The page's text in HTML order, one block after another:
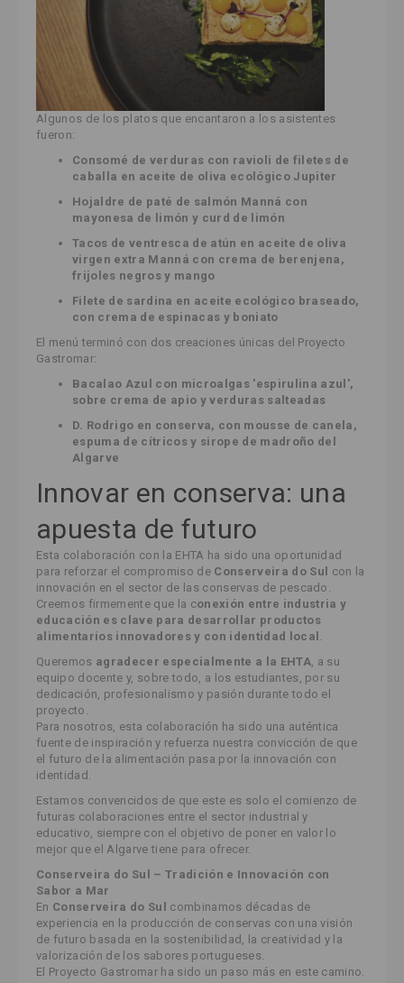
Algunos de los platos que encantaron a los asistentes
fueron:
Consomé de verduras con ravioli de filetes de
caballa en aceite de oliva ecológico Jupiter
Hojaldre de paté de salmón Manná con
mayonesa de limón y curd de limón
Tacos de ventresca de atún en aceite de oliva
virgen extra Manná con crema de berenjena,
frijoles negros y mango
Filete de sardina en aceite ecológico braseado,
con crema de espinacas y boniato
El menú terminó con dos creaciones únicas del Proyecto
Gastromar:
Bacalao Azul con microalgas 'espirulina azul',
sobre crema de apio y verduras salteadas
D. Rodrigo en conserva, con mousse de canela,
espuma de cítricos y sirope de madroño del
Algarve
Innovar en conserva: una
apuesta de futuro
Esta colaboración con la EHTA ha sido una oportunidad
para reforzar el compromiso de Conserveira do Sul con la
innovación en el sector de las conservas de pescado.
Creemos firmemente que la conexión entre industria y
educación es clave para desarrollar productos
alimentarios innovadores y con identidad local
Queremos agradecer especialmente a la EHTA, a su
equipo docente y, sobre todo, a los estudiantes, por su
dedicación, profesionalismo y pasión durante todo el
proyecto.
Para nosotros, esta colaboración ha sido una auténtica
fuente de inspiración y refuerza nuestra convicción de que
el futuro de la alimentación pasa por la innovación con
identidad.
Estamos convencidos de que este es solo el comienzo de
futuras colaboraciones entre el sector industrial y
educativo, siempre con el objetivo de poner en valor lo
mejor que el Algarve tiene para ofrecer.
Conserveira do Sul – Tradición e Innovación con
Sabor a Mar
En Conserveira do Sul combinamos décadas de
experiencia en la producción de conservas con una visión
de futuro basada en la sostenibilidad, la creatividad y la
valorización de los sabores portugueses.
El Proyecto Gastromar ha sido un paso más en este camino.